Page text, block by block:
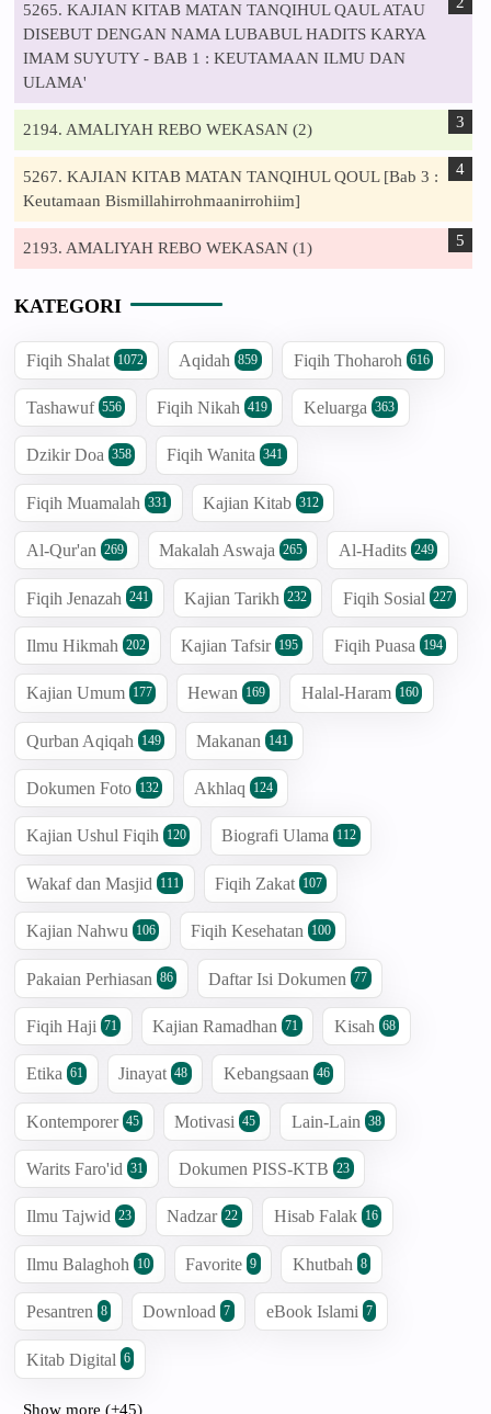
5265. KAJIAN KITAB MATAN TANQIHUL QAUL ATAU
DISEBUT DENGAN NAMA LUBABUL HADITS KARYA
IMAM SUYUTY - BAB 1 : KEUTAMAAN ILMU DAN
ULAMA'
2194. AMALIYAH REBO WEKASAN (2)
5267. KAJIAN KITAB MATAN TANQIHUL QOUL [Bab 3 :
Keutamaan Bismillahirrohmaanirrohiim]
2193. AMALIYAH REBO WEKASAN (1)
KATEGORI
Fiqih Shalat 1072 Aqidah 859 Fiqih Thoharoh 616
Tashawuf 556 Fiqih Nikah 419 Keluarga 363
Dzikir Doa 358 Fiqih Wanita 341
Fiqih Muamalah 331 Kajian Kitab 312
Al-Qur'an 269 Makalah Aswaja 265 Al-Hadits 249
Fiqih Jenazah 241 Kajian Tarikh 232 Fiqih Sosial 227
Ilmu Hikmah 202 Kajian Tafsir 195 Fiqih Puasa 194
Kajian Umum 177 Hewan 169 Halal-Haram 160
Qurban Aqiqah 149 Makanan 141
Dokumen Foto 132 Akhlaq 124
Kajian Ushul Fiqih 120 Biografi Ulama 112
Wakaf dan Masjid 111 Fiqih Zakat 107
Kajian Nahwu 106 Fiqih Kesehatan 100
Pakaian Perhiasan 86 Daftar Isi Dokumen 77
Fiqih Haji 71 Kajian Ramadhan 71 Kisah 68
Etika 61 Jinayat 48 Kebangsaan 46
Kontemporer 45 Motivasi 45 Lain-Lain 38
Warits Faro'id 31 Dokumen PISS-KTB 23
Ilmu Tajwid 23 Nadzar 22 Hisab Falak 16
Ilmu Balaghoh 10 Favorite 9 Khutbah 8
Pesantren 8 Download 7 eBook Islami 7
Kitab Digital 6
Show more (+45)